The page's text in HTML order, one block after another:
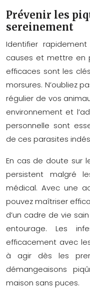
Prévenir les
sereinement
Identifier
causes et mettre en
efficaces sont les
morsures. N’oubliez
régulier de vos
environnement et
personnelle sont
de ces parasites
En cas de doute sur
persistent malgré
médical. Avec une
pouvez maîtriser
d’un cadre de vie
entourage. Les
efficacement avec
à agir dès les
démangeaisons
maison sans puces.